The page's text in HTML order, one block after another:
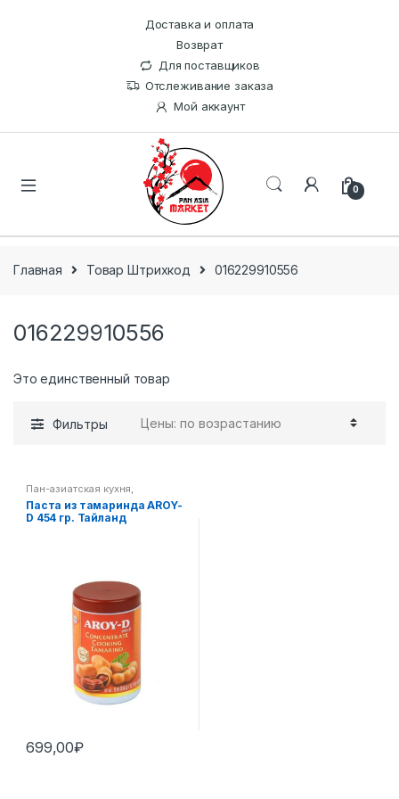
Доставка и оплата
Возврат
Для поставщиков
Отслеживание заказа
Мой аккаунт
0
Главная Товар Штрихкод 016229910556
016229910556
Это единственный товар
Фильтры
Пан-азиатская кухня
Соусы
Паста из тамаринда AROY-
D 454 гр. Тайланд
699,00₽